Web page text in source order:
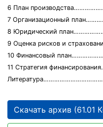
6 План
7 Организационный
8 Юридический
9 Оценка рисков и
10 Финансовый
11 Стратегия
Скачать архив (61.01